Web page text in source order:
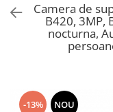
Conexiune PoE
Cu baterie
Cu panou solar
Teodolite
Accesorii
Sisteme de control
Camera de
B420, 3MP,
nocturna,
-13% NOU